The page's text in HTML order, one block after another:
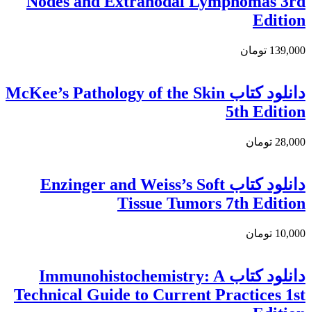
Edition
139,000 تومان
دانلود کتاب McKee’s Pathology of the Skin
5th Edition
28,000 تومان
دانلود كتاب Enzinger and Weiss’s Soft
Tissue Tumors 7th Edition
10,000 تومان
دانلود كتاب Immunohistochemistry: A
Technical Guide to Current Practices 1st